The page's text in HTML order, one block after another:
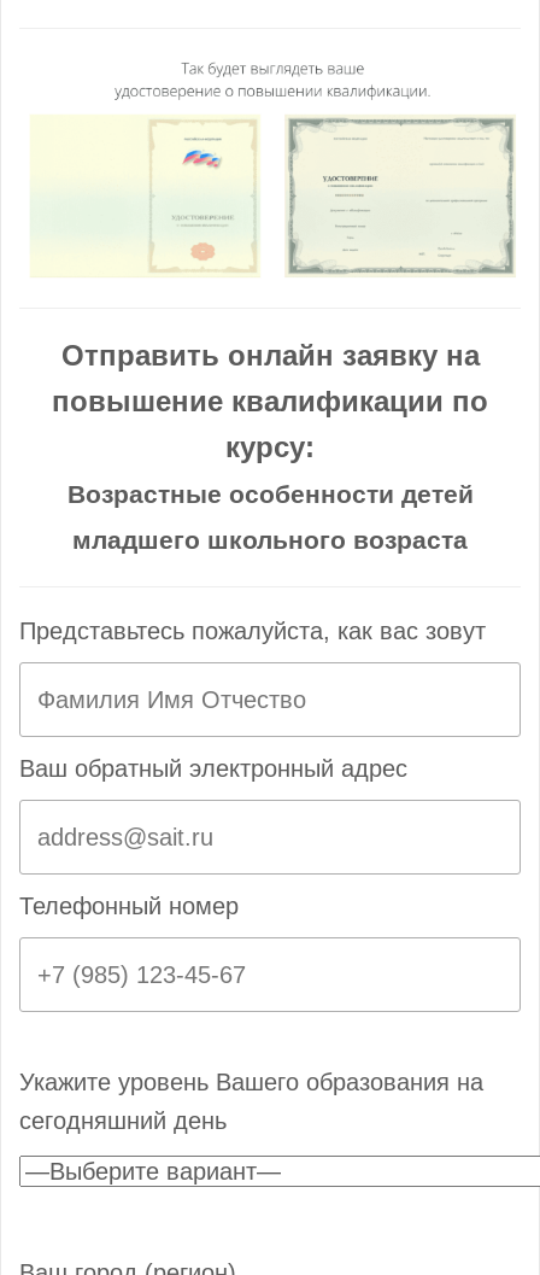
Отправить онлайн заявку на
повышение квалификации по
курсу:
Возрастные особенности детей
младшего школьного возраста
Представьтесь пожалуйста, как вас зовут
Ваш обратный электронный адрес
Телефонный номер
Укажите уровень Вашего образования на
сегодняшний день